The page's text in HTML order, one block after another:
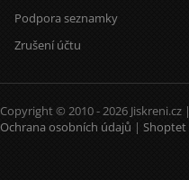
Podpora seznamky
Zrušení účtu
Copyright © 2010 - 2026 Jiskreni.cz |
Ochrana osobních údajů | Shoptet